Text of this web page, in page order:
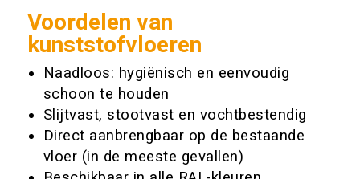
Voordelen van
kunststofvloeren
Naadloos: hygiënisch en eenvoudig
schoon te houden
Slijtvast, stootvast en vochtbestendig
Direct aanbrengbaar op de bestaande
vloer (in de meeste gevallen)